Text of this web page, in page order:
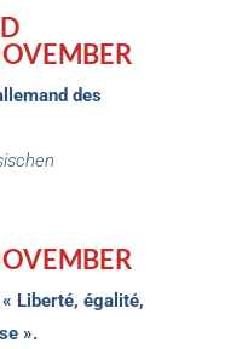
des
Liberté, égalité,